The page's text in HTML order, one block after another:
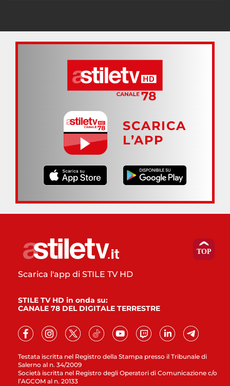
SCARICA
L’APP
Testata iscritta nel Registro della Stampa presso il Tribunale di
Salerno al n. 34/2009
Società iscritta nel Registro degli Operatori di Comunicazione c/o
l’AGCOM al n. 20133
Scarica l'app di STILE TV HD
STILE TV HD in onda su:
CANALE 78 DEL DIGITALE TERRESTRE